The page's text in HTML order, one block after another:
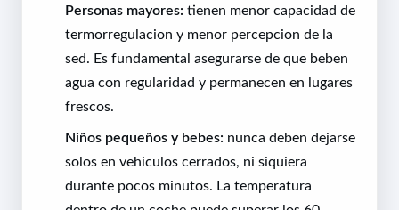
Personas mayores: tienen menor capacidad de
termorregulacion y menor percepcion de la
sed. Es fundamental asegurarse de que beben
agua con regularidad y permanecen en lugares
frescos.
Niños pequeños y bebes: nunca deben dejarse
solos en vehiculos cerrados, ni siquiera
durante pocos minutos. La temperatura